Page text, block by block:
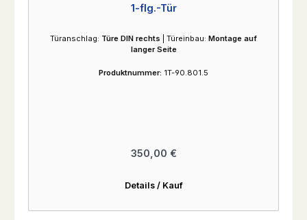
1-flg.-Tür
Türanschlag: Türe DIN rechts Türeinbau: Montage auf
langer Seite
Produktnummer: 1T-90.801.5
Regulärer Preis:
350,00 €
Details / Kauf